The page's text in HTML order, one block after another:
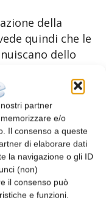
partner
e/o
Il consenso a queste
di elaborare dati
la navigazione o gli ID
(non)
il consenso può
e funzioni.
della
quindi che le
dello
la minore
di mangimi
riducano
​​del
la
per la